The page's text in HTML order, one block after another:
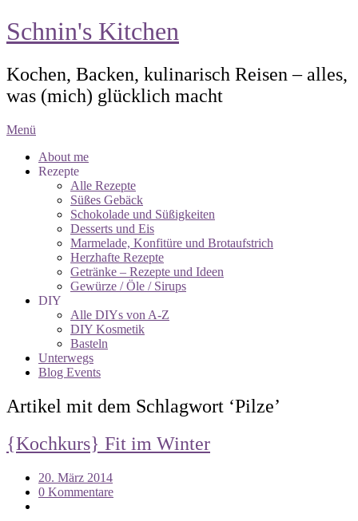
Schnin's Kitchen
Kochen, Backen, kulinarisch Reisen – alles,
was (mich) glücklich macht
Menü
About me
Rezepte
Alle Rezepte
Süßes Gebäck
Schokolade und Süßigkeiten
Desserts und Eis
Marmelade, Konfitüre und Brotaufstrich
Herzhafte Rezepte
Getränke – Rezepte und Ideen
Gewürze / Öle / Sirups
DIY
Alle DIYs von A-Z
DIY Kosmetik
Basteln
Unterwegs
Blog Events
Artikel mit dem Schlagwort ‘Pilze’
{Kochkurs} Fit im Winter
20. März 2014
0 Kommentare